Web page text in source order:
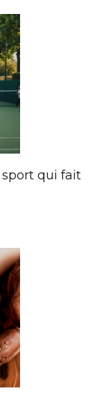
sport qui fait